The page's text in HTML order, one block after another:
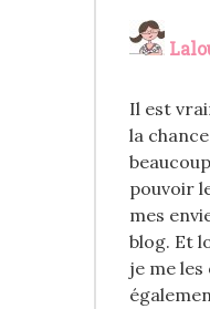
Il est
la
pouvoir
mes
blog. Et
je me les